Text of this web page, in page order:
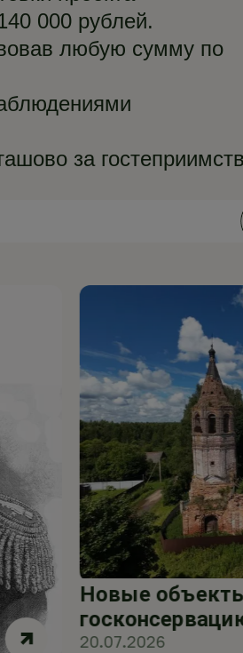
000 рублей.
любую сумму по
за
Новые
20.07.2026